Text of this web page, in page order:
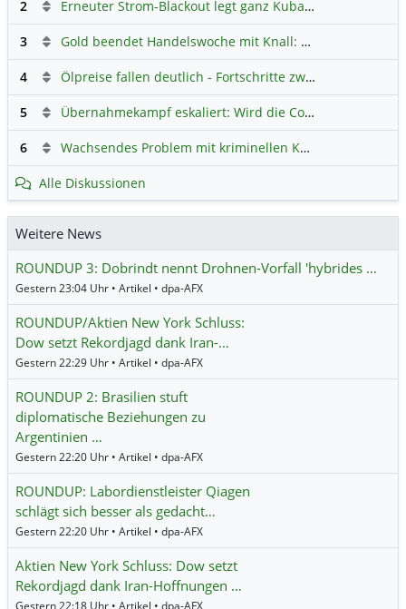
2 Erneuter Strom-Blackout legt ganz Kuba lahm
3 Gold beendet Handelswoche mit Knall: Barrick Mining – Ist diese Aktie wieder ein Kauf?
4 Ölpreise fallen deutlich - Fortschritte zwischen USA und Iran belasten
5 Übernahmekampf eskaliert: Wird die Commerzbank italienisch?
6 Wachsendes Problem mit kriminellen Kunden im Online-Handel
Alle Diskussionen
Weitere News
ROUNDUP 3: Dobrindt nennt Drohnen-Vorfall 'hybrides …
Gestern 23:04 Uhr • Artikel • dpa-AFX
ROUNDUP/Aktien New York Schluss:
Dow setzt Rekordjagd dank Iran-…
Gestern 22:29 Uhr • Artikel • dpa-AFX
ROUNDUP 2: Brasilien stuft
diplomatische Beziehungen zu
Argentinien …
Gestern 22:20 Uhr • Artikel • dpa-AFX
ROUNDUP: Labordienstleister Qiagen
schlägt sich besser als gedacht…
Gestern 22:20 Uhr • Artikel • dpa-AFX
Aktien New York Schluss: Dow setzt
Rekordjagd dank Iran-Hoffnungen …
Gestern 22:18 Uhr • Artikel • dpa-AFX